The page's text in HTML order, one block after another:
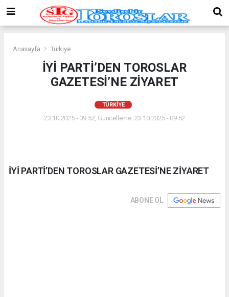
Anasayfa Türkiye
İYİ PARTİ’DEN TOROSLAR
GAZETESİ’NE ZİYARET
TÜRKIYE
23.10.2025 - 09:52, Güncelleme: 23.10.2025 - 09:52
İYİ PARTİ’DEN TOROSLAR GAZETESİ’NE ZİYARET
ABONE OL